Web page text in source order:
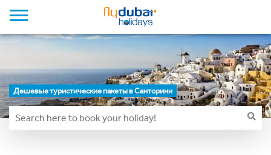
Дешевые туристические пакеты в Санторини